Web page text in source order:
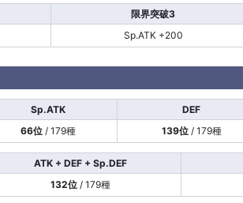
限界突破3
Sp.ATK +200
Sp.ATK DEF
66位 / 179種 139位/ 179種
ATK + DEF + Sp.DEF
132位 / 179種